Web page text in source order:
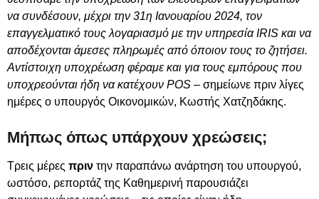
να συνδέσουν, μέχρι την 31η Ιανουαρίου 2024, τον
επαγγελματικό τους λογαριασμό με την υπηρεσία IRIS και να
αποδέχονται άμεσες πληρωμές από όποιον τους το ζητήσει.
Αντίστοιχη υποχρέωση φέραμε και για τους εμπόρους που
υποχρεούνται ήδη να κατέχουν POS – σημείωνε πριν λίγες
ημέρες ο υπουργός Οικονομικών, Κωστής Χατζηδάκης.
Μήπως όπως υπάρχουν χρεώσεις;
Τρεις μέρες πριν την παραπάνω ανάρτηση του υπουργού,
ωστόσο, ρεπορτάζ της Καθημερινή παρουσιάζει